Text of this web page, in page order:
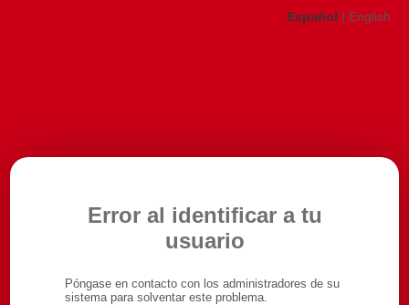
Español | English
Error al identificar a tu
usuario
Póngase en contacto con los administradores de su
sistema para solventar este problema.